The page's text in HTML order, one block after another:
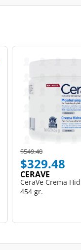
Price reduced from
$549.40to
$329.48
CERAVE
CeraVe Crema
454 gr.